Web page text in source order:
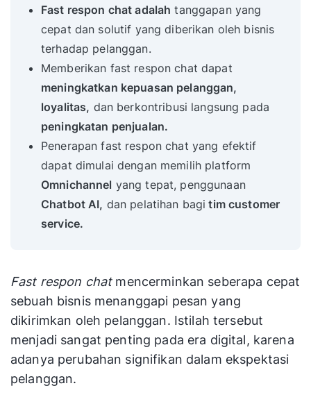
Fast respon chat adalah tanggapan yang
cepat dan solutif yang diberikan oleh bisnis
terhadap pelanggan.
Memberikan fast respon chat dapat
meningkatkan kepuasan pelanggan,
loyalitas, dan berkontribusi langsung pada
peningkatan penjualan.
Penerapan fast respon chat yang efektif
dapat dimulai dengan memilih platform
Omnichannel yang tepat, penggunaan
Chatbot AI, dan pelatihan bagi tim customer
service.
Fast respon chatmencerminkan seberapa cepat
sebuah bisnis menanggapi pesan yang
dikirimkan oleh pelanggan. Istilah tersebut
menjadi sangat penting pada era digital, karena
adanya perubahan signifikan dalam ekspektasi
pelanggan.